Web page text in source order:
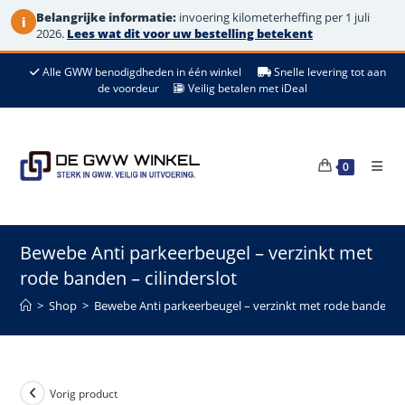
i Belangrijke informatie: invoering kilometerheffing per 1 juli
2026. Lees wat dit voor uw bestelling betekent
de
Alle GWW benodigdheden in één winkel
Snelle levering tot aan
de voordeur
Veilig betalen met iDeal
0
Bewebe Anti parkeerbeugel – verzinkt met
rode banden – cilinderslot
> Shop > Bewebe Anti parkeerbeugel – verzinkt met rode banden
Vorig product